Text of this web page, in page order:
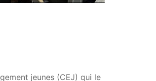
jeunes (CEJ) qui le